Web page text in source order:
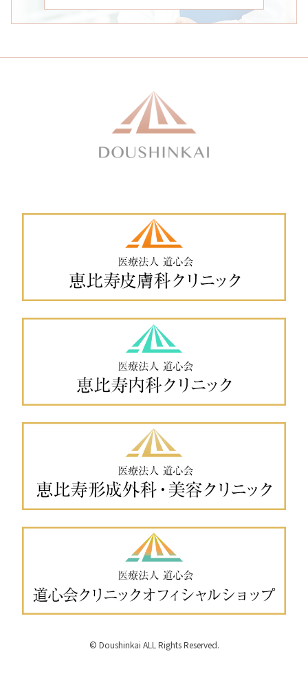
© Doushinkai ALL Rights Reserved.